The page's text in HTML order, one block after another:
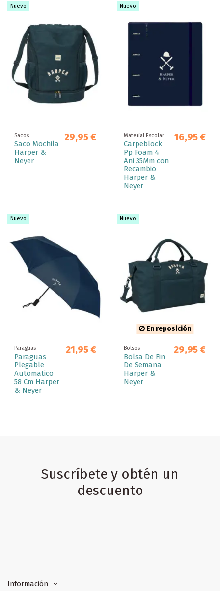
Nuevo
Sacos
Saco Mochila
Harper &
Neyer
29,95 €
Nuevo
Material Escolar
Carpeblock
Pp Foam 4
Ani 35Mm con
Recambio
Harper &
Neyer
16,95 €
Nuevo
Paraguas
Paraguas
Plegable
Automatico
58 Cm Harper
& Neyer
21,95 €
Nuevo
En reposición
Bolsos
Bolsa De Fin
De Semana
Harper &
Neyer
29,95 €
Suscríbete y obtén un
descuento
Información